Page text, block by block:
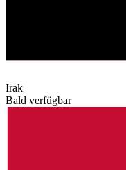
Irak
Bald verfügbar